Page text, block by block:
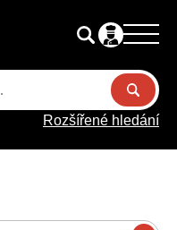
Rozšířené hledání